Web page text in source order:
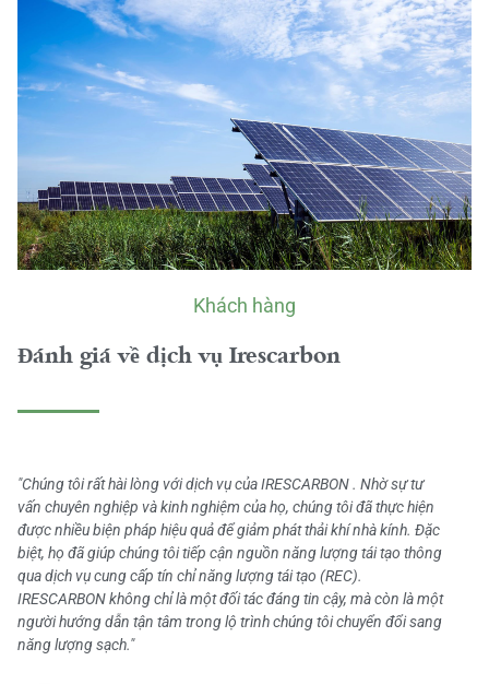
Khách hàng
Đánh giá về dịch vụ Irescarbon
"Chúng tôi rất hài lòng với dịch vụ của IRESCARBON . Nhờ sự tư
vấn chuyên nghiệp và kinh nghiệm của họ, chúng tôi đã thực hiện
được nhiều biện pháp hiệu quả để giảm phát thải khí nhà kính. Đặc
biệt, họ đã giúp chúng tôi tiếp cận nguồn năng lượng tái tạo thông
qua dịch vụ cung cấp tín chỉ năng lượng tái tạo (REC).
IRESCARBON không chỉ là một đối tác đáng tin cậy, mà còn là một
người hướng dẫn tận tâm trong lộ trình chúng tôi chuyển đổi sang
năng lượng sạch."